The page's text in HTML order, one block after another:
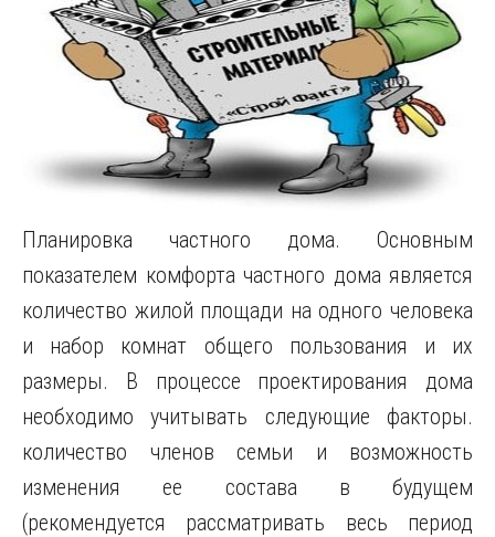
Планировка частного дома. Основным
показателем комфорта частного дома является
количество жилой площади на одного человека
и набор комнат общего пользования и их
размеры. В процессе проектирования дома
необходимо учитывать следующие факторы.
количество членов семьи и возможность
изменения ее состава в будущем
(рекомендуется рассматривать весь период